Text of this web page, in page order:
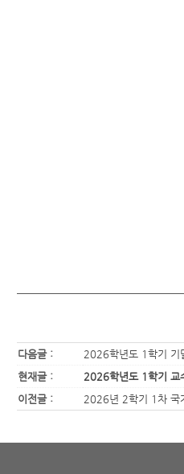
다음글 :
2026학년도 1학기 기
현재글 :
2026학년도 1학기 교
이전글 :
2026년 2학기 1차 국